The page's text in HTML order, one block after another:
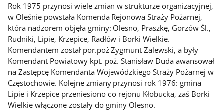
Rok 1975 przynosi wiele zmian w strukturze organizacyjnej,
w Oleśnie powstała Komenda Rejonowa Straży Pożarnej,
która nadzorem objęła gminy: Olesno, Praszkę, Gorzów Śl.,
Rudniki, Lipie, Krzepice, Radłów i Borki Wielkie.
Komendantem został por.poż Zygmunt Zalewski, a były
Komendant Powiatowy kpt. poż. Stanisław Duda awansował
na Zastępcę Komendanta Wojewódzkiego Straży Pożarnej w
Częstochowie. Kolejne zmiany przynosi rok 1976: gmina
Lipie i Krzepice przeniesiono do rejonu Kłobucka, zaś Borki
Wielkie włączone zostały do gminy Olesno.